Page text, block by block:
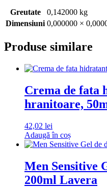
Greutate
0,142000 kg
Dimensiuni 0,000000 ×
Produse similare
Crema de fata
hranitoare,
42,02 lei
Adaugă în coș
Men Sensitive
200ml Lavera